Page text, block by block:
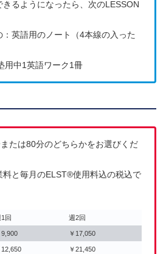
きるようになったら、次のLESSON
英語用のノート（4本線の入った
用中1英語ワーク1冊
たは80分のどちらかをお選びくだ
料と毎月のELST®使用料込の税込で
回 週2回
9,900 ￥17,050
12,650 ￥21,450